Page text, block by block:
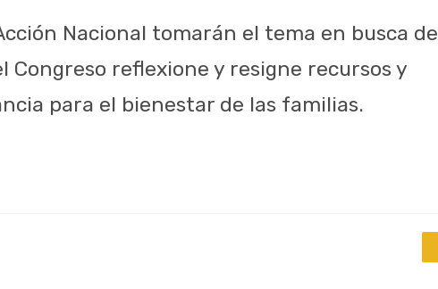
Nacional tomarán el tema en busca de
reflexione y resigne recursos y
para el bienestar de las familias.